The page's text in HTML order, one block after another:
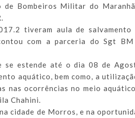
Bombeiros Militar do
tiveram aula de salvamento
com a parceria do Sgt BM
estende até o dia 08 de
aquático, bem como, a
nas ocorrências no meio
Chahini.
cidade de Morros, e na